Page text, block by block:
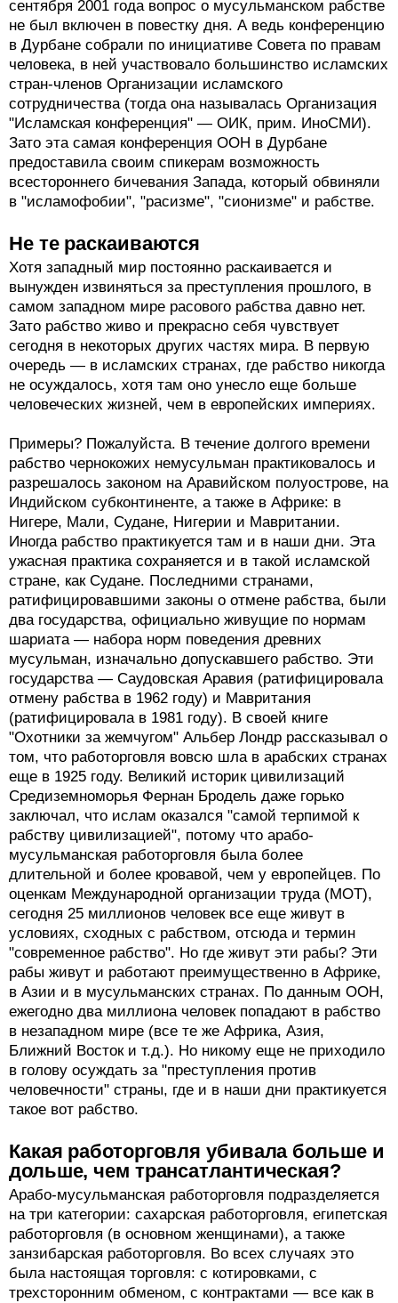
сентября 2001 года вопрос о мусульманском рабстве
не был включен в повестку дня. А ведь конференцию
в Дурбане собрали по инициативе Совета по правам
человека, в ней участвовало большинство исламских
стран-членов Организации исламского
сотрудничества (тогда она называлась Организация
"Исламская конференция" — ОИК, прим. ИноСМИ).
Зато эта самая конференция ООН в Дурбане
предоставила своим спикерам возможность
всестороннего бичевания Запада, который обвиняли
в "исламофобии", "расизме", "сионизме" и рабстве.
Не те раскаиваются
Хотя западный мир постоянно раскаивается и
вынужден извиняться за преступления прошлого, в
самом западном мире расового рабства давно нет.
Зато рабство живо и прекрасно себя чувствует
сегодня в некоторых других частях мира. В первую
очередь — в исламских странах, где рабство никогда
не осуждалось, хотя там оно унесло еще больше
человеческих жизней, чем в европейских империях.
Примеры? Пожалуйста. В течение долгого времени
рабство чернокожих немусульман практиковалось и
разрешалось законом на Аравийском полуострове, на
Индийском субконтиненте, а также в Африке: в
Нигере, Мали, Судане, Нигерии и Мавритании.
Иногда рабство практикуется там и в наши дни. Эта
ужасная практика сохраняется и в такой исламской
стране, как Судане. Последними странами,
ратифицировавшими законы о отмене рабства, были
два государства, официально живущие по нормам
шариата — набора норм поведения древних
мусульман, изначально допускавшего рабство. Эти
государства — Саудовская Аравия (ратифицировала
отмену рабства в 1962 году) и Мавритания
(ратифицировала в 1981 году). В своей книге
"Охотники за жемчугом" Альбер Лондр рассказывал о
том, что работорговля вовсю шла в арабских странах
еще в 1925 году. Великий историк цивилизаций
Средиземноморья Фернан Бродель даже горько
заключал, что ислам оказался "самой терпимой к
рабству цивилизацией", потому что арабо-
мусульманская работорговля была более
длительной и более кровавой, чем у европейцев. По
оценкам Международной организации труда (МОТ),
сегодня 25 миллионов человек все еще живут в
условиях, сходных с рабством, отсюда и термин
"современное рабство". Но где живут эти рабы? Эти
рабы живут и работают преимущественно в Африке,
в Азии и в мусульманских странах. По данным ООН,
ежегодно два миллиона человек попадают в рабство
в незападном мире (все те же Африка, Азия,
Ближний Восток и т.д.). Но никому еще не приходило
в голову осуждать за "преступления против
человечности" страны, где и в наши дни практикуется
такое вот рабство.
Какая работорговля убивала больше и
дольше, чем трансатлантическая?
Арабо-мусульманская работорговля подразделяется
на три категории: сахарская работорговля, египетская
работорговля (в основном женщинами), а также
занзибарская работорговля. Во всех случаях это
была настоящая торговля: с котировками, с
трехсторонним обменом, с контрактами — все как в